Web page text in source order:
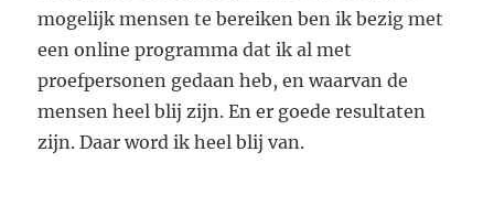
mogelijk mensen te bereiken ben ik bezig met
een online programma dat ik al met
proefpersonen gedaan heb, en waarvan de
mensen heel blij zijn. En er goede resultaten
zijn. Daar word ik heel blij van.